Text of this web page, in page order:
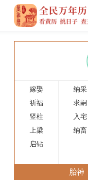
嫁娶
纳采
祈福
求嗣
竖柱
入宅
上梁
纳畜
启钻
胎神